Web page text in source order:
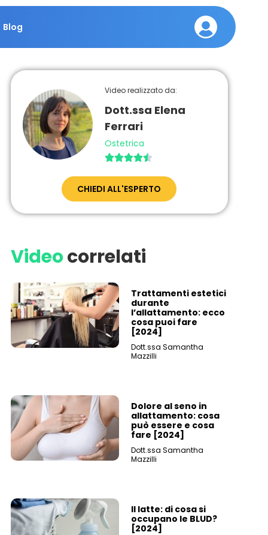
Blog
Video realizzato da:
Dott.ssa Elena
Ferrari
Ostetrica

CHIEDI ALL'ESPERTO
Videocorrelati
Trattamenti estetici
durante
l’allattamento: ecco
cosa puoi fare
[2024]
Dott.ssa Samantha
Mazzilli
Dolore al seno in
allattamento: cosa
può essere e cosa
fare [2024]
Dott.ssa Samantha
Mazzilli
Il latte: di cosa si
occupano le BLUD?
[2024]